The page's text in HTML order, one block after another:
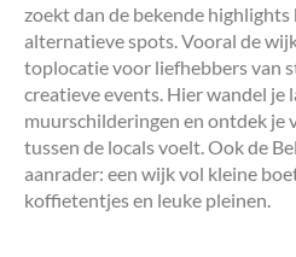
zoekt dan de bekende
alternatieve spots. Vooral de
toplocatie voor liefhebbers van
creatieve events. Hier wandel je
muurschilderingen en ontdek je
tussen de locals voelt. Ook de
aanrader: een wijk vol kleine
koffietentjes en leuke pleinen.